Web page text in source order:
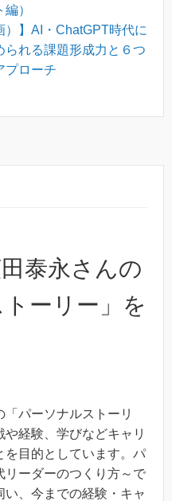
）
）】AI・ChatGPT時代に
られる課題形成力と６つ
プローチ
泰永さんの
トーリー」を
パーソナルストーリ
経験、学びなどキャリ
を目的としています。パ
リーダーのつくり方～で
、今までの経験・キャ